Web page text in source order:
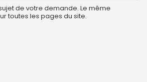
de votre demande. Le même
toutes les pages du site.